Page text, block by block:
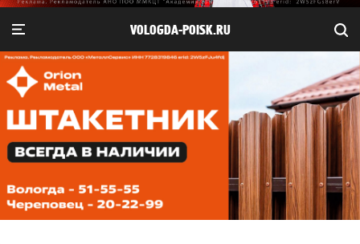
VOLOGDA-POISK.RU